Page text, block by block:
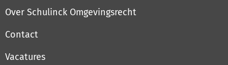
Over Schulinck Omgevingsrecht
Contact
Vacatures